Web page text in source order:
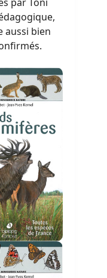
aussi bien